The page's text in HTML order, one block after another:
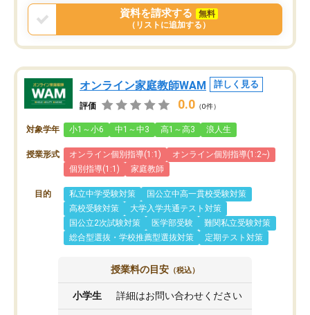
資料を請求する
無料
（リストに追加する）
オンライン家庭教師WAM 詳しく見る
評価 0.0 （0件）
対象学年 小1～小6 中1～中3 高1～高3 浪人生
授業形式 オンライン個別指導(1:1)
オンライン個別指導(1:2~)
個別指導(1:1)
家庭教師
目的 私立中学受験対策
国公立中高一貫校受験対策
高校受験対策
大学入学共通テスト対策
国公立2次試験対策
医学部受験
難関私立受験対策
総合型選抜・学校推薦型選抜対策
定期テスト対策
授業料の目安 （税込）
小学生 詳細はお問い合わせください